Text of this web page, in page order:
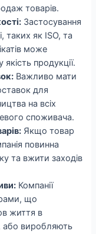
товарів.
Застосування
таких як ISO, та
може
продукції.
Важливо мати
для
на всіх
споживача.
Якщо товар
повинна
та вжити заходів
Компанії
що
життя в
або виробляють